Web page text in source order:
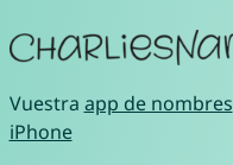
Vuestra app de nombres
iPhone